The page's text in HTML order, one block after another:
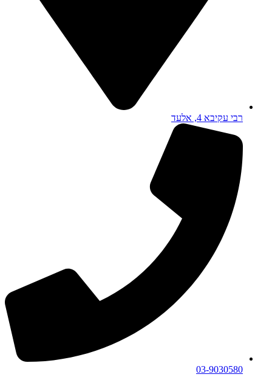
רבי עקיבא 4, אלעד
03-9030580